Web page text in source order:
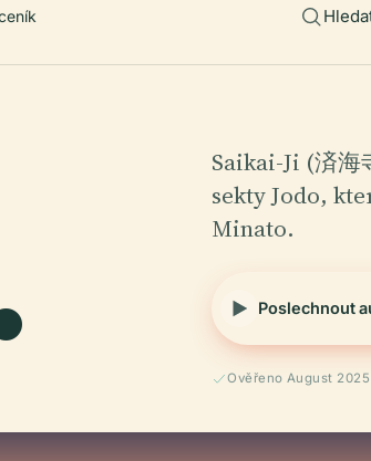
Saikai-Ji (済
sekty Jodo,
Minato.
Poslechnout
Ověřeno August 2025